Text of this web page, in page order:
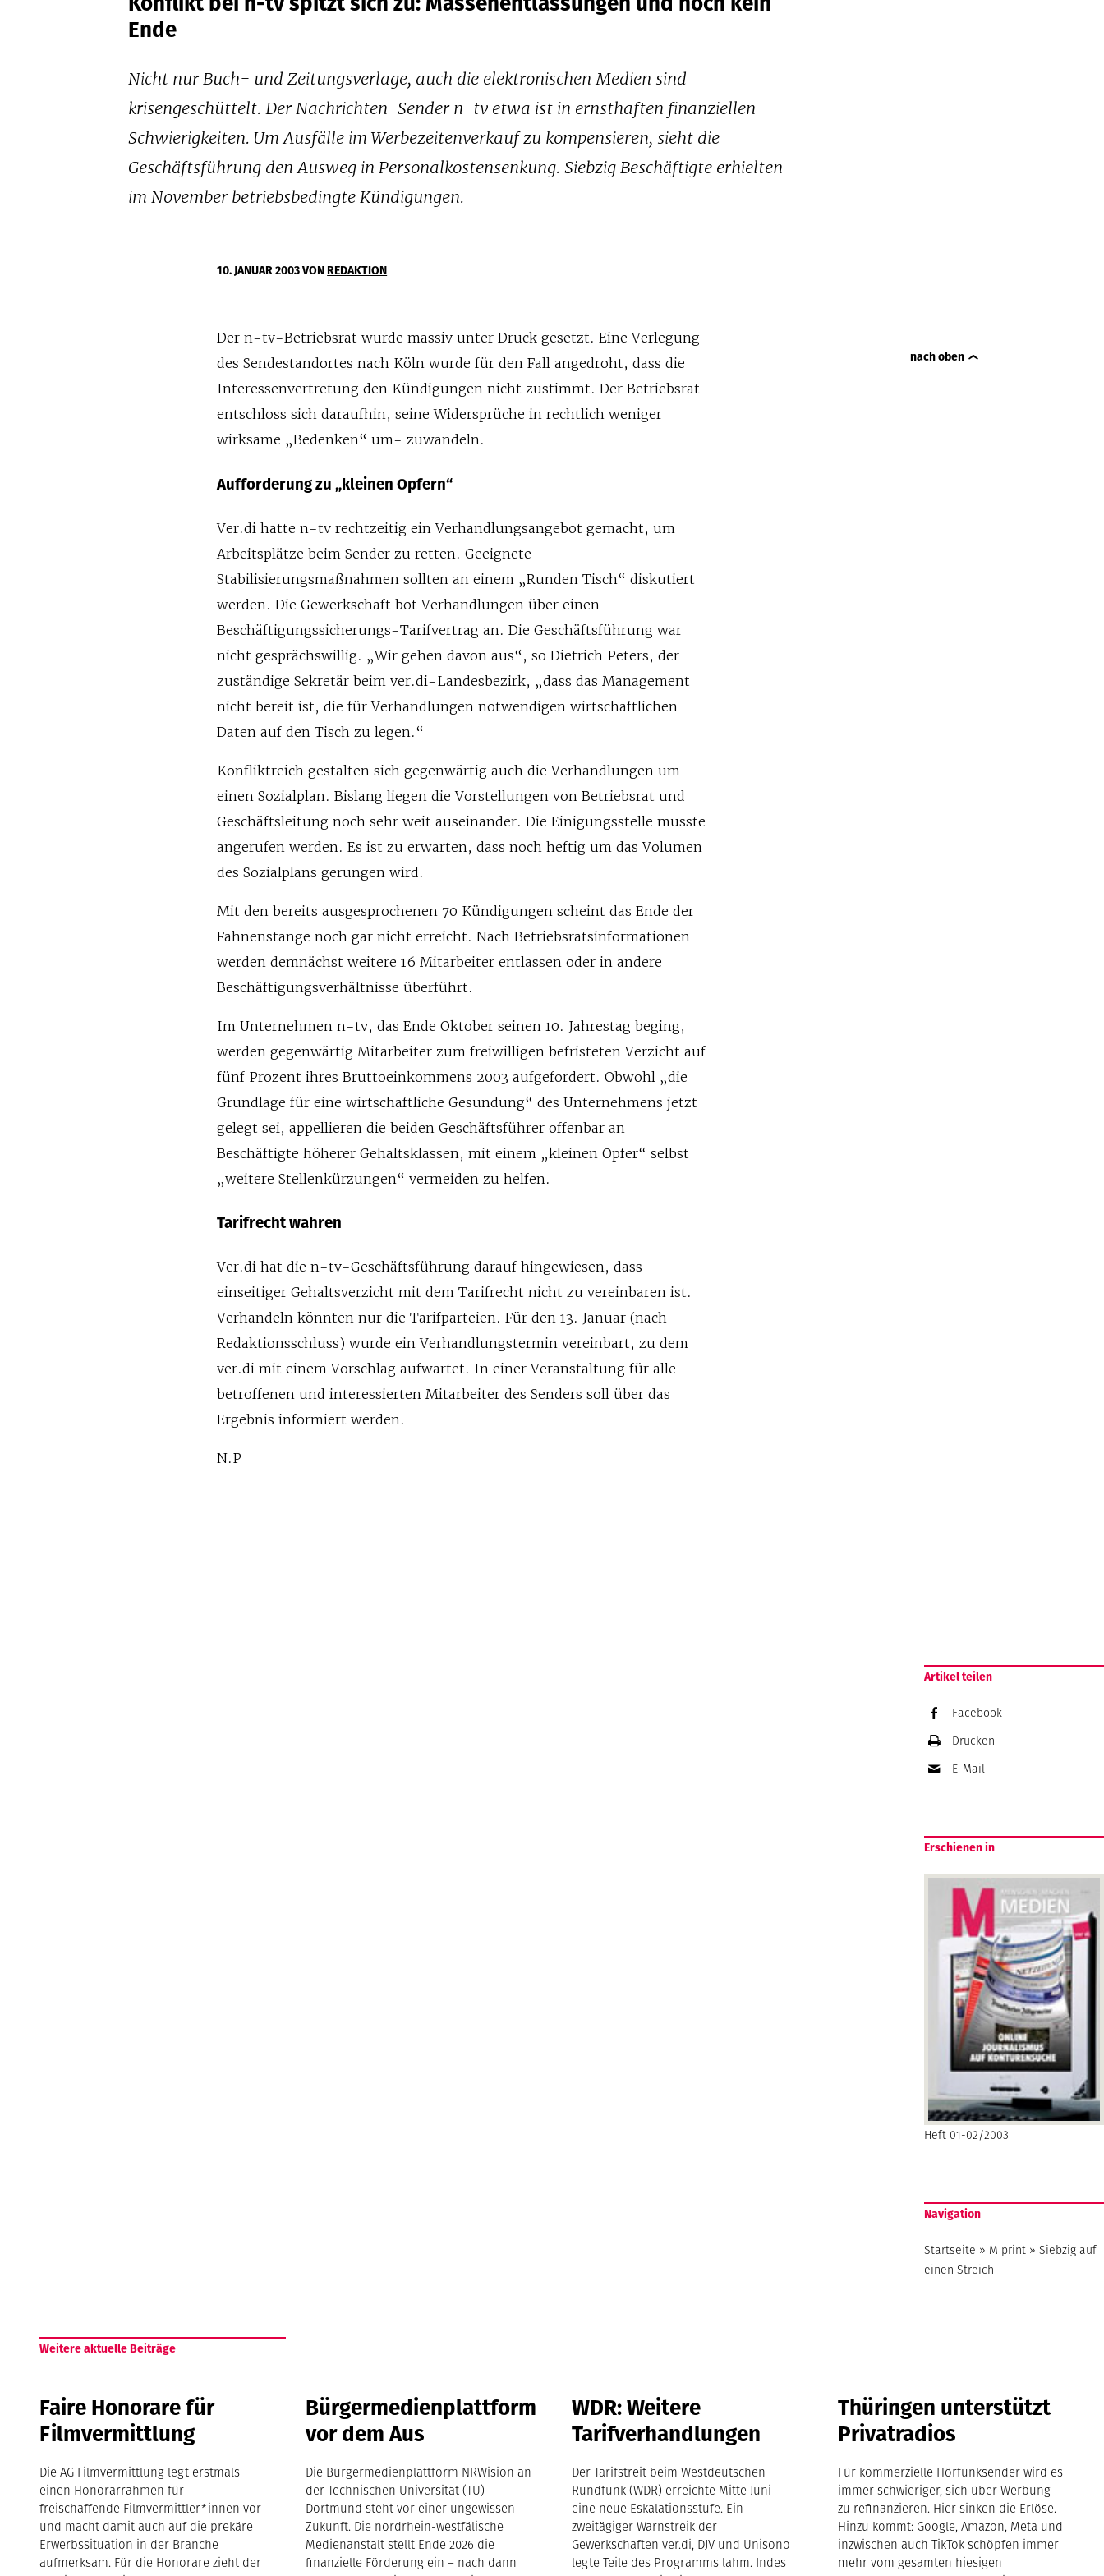
Ende
Nicht nur Buch- und Zeitungsverlage, auch die elektronischen Medien sind
krisengeschüttelt. Der Nachrichten-Sender n-tv etwa ist in ernsthaften finanziellen
Schwierigkeiten. Um Ausfälle im Werbezeitenverkauf zu kompensieren, sieht die
Geschäftsführung den Ausweg in Personalkostensenkung. Siebzig Beschäftigte erhielten
im November betriebsbedingte Kündigungen.
10. JANUAR 2003VON REDAKTION
Der n-tv-Betriebsrat wurde massiv unter Druck gesetzt. Eine Verlegung
des Sendestandortes nach Köln wurde für den Fall angedroht, dass die
Interessenvertretung den Kündigungen nicht zustimmt. Der Betriebsrat
entschloss sich daraufhin, seine Widersprüche in rechtlich weniger
wirksame „Bedenken“ um- zuwandeln.
Aufforderung zu „kleinen Opfern“
Ver.di hatte n-tv rechtzeitig ein Verhandlungsangebot gemacht, um
Arbeitsplätze beim Sender zu retten. Geeignete
Stabilisierungsmaßnahmen sollten an einem „Runden Tisch“ diskutiert
werden. Die Gewerkschaft bot Verhandlungen über einen
Beschäftigungssicherungs-Tarifvertrag an. Die Geschäftsführung war
nicht gesprächswillig. „Wir gehen davon aus“, so Dietrich Peters, der
zuständige Sekretär beim ver.di-Landesbezirk, „dass das Management
nicht bereit ist, die für Verhandlungen notwendigen wirtschaftlichen
Daten auf den Tisch zu legen.“
Konfliktreich gestalten sich gegenwärtig auch die Verhandlungen um
einen Sozialplan. Bislang liegen die Vorstellungen von Betriebsrat und
Geschäftsleitung noch sehr weit auseinander. Die Einigungsstelle musste
angerufen werden. Es ist zu erwarten, dass noch heftig um das Volumen
des Sozialplans gerungen wird.
Mit den bereits ausgesprochenen 70 Kündigungen scheint das Ende der
Fahnenstange noch gar nicht erreicht. Nach Betriebsratsinformationen
werden demnächst weitere 16 Mitarbeiter entlassen oder in andere
Beschäftigungsverhältnisse überführt.
Im Unternehmen n-tv, das Ende Oktober seinen 10. Jahrestag beging,
werden gegenwärtig Mitarbeiter zum freiwilligen befristeten Verzicht auf
fünf Prozent ihres Bruttoeinkommens 2003 aufgefordert. Obwohl „die
Grundlage für eine wirtschaftliche Gesundung“ des Unternehmens jetzt
gelegt sei, appellieren die beiden Geschäftsführer offenbar an
Beschäftigte höherer Gehaltsklassen, mit einem „kleinen Opfer“ selbst
„weitere Stellenkürzungen“ vermeiden zu helfen.
Tarifrecht wahren
Ver.di hat die n-tv-Geschäftsführung darauf hingewiesen, dass
einseitiger Gehaltsverzicht mit dem Tarifrecht nicht zu vereinbaren ist.
Verhandeln könnten nur die Tarifparteien. Für den 13. Januar (nach
Redaktionsschluss) wurde ein Verhandlungstermin vereinbart, zu dem
ver.di mit einem Vorschlag aufwartet. In einer Veranstaltung für alle
betroffenen und interessierten Mitarbeiter des Senders soll über das
Ergebnis informiert werden.
N.P
nach oben
Artikel teilen
Facebook
Drucken
E-Mail
Erschienen in
Heft 01-02/2003
Navigation
Startseite » M print »Siebzig auf
einen Streich
Weitere aktuelle Beiträge
Faire Honorare für
Filmvermittlung
Die AG Filmvermittlung legt erstmals
einen Honorarrahmen für
freischaffende Filmvermittler*innen vor
und macht damit auch auf die prekäre
Erwerbssituation in der Branche
aufmerksam. Für die Honorare zieht der
Bürgermedienplattform
vor dem Aus
Die Bürgermedienplattform NRWision an
der Technischen Universität (TU)
Dortmund steht vor einer ungewissen
Zukunft. Die nordrhein-westfälische
Medienanstalt stellt Ende 2026 die
finanzielle Förderung ein – nach dann
WDR: Weitere
Tarifverhandlungen
Der Tarifstreit beim Westdeutschen
Rundfunk (WDR) erreichte Mitte Juni
eine neue Eskalationsstufe. Ein
zweitägiger Warnstreik der
Gewerkschaften ver.di, DJV und Unisono
legte Teile des Programms lahm. Indes
Thüringen unterstützt
Privatradios
Für kommerzielle Hörfunksender wird es
immer schwieriger, sich über Werbung
zu refinanzieren. Hier sinken die Erlöse.
Hinzu kommt: Google, Amazon, Meta und
inzwischen auch TikTok schöpfen immer
mehr vom gesamten hiesigen